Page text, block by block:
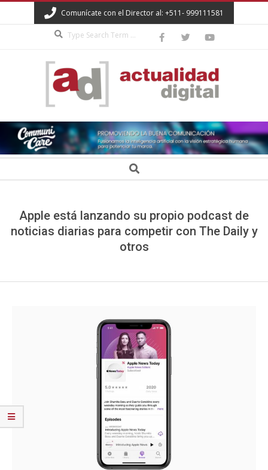
to
Comunícate con el Director al: +511- 999111581
ACTUALIDAD
DIGITAL Search
Apple está lanzando su propio podcast de
noticias diarias para competir con The Daily y
otros